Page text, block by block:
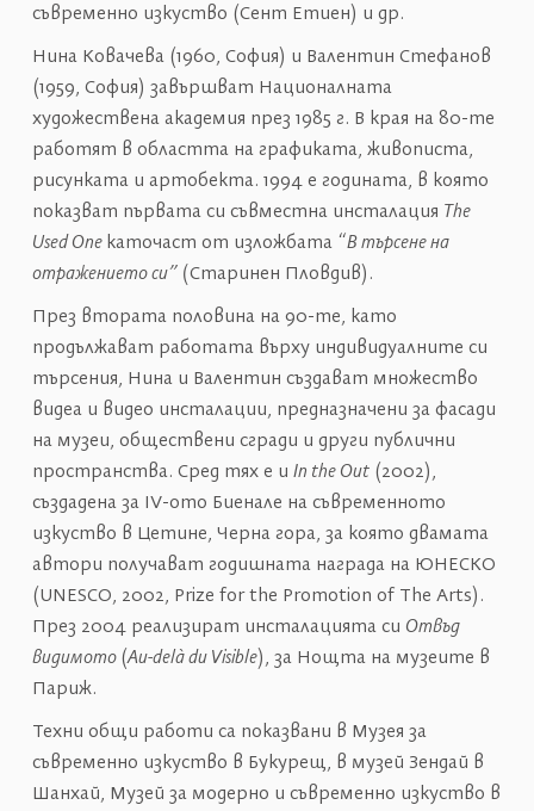
съвременно изкуство (Сент Етиен) и др.
Нина Ковачева (1960, София) и Валентин Стефанов
(1959, София) завършват Националната
художествена академия през 1985 г. В края на 80-те
работят в областта на графиката, живописта,
рисунката и артобекта. 1994 е годината, в която
показват първата си съвместна инсталация The
Used One каточаст от изложбата “В търсене на
отражението си” (Старинен Пловдив).
През втората половина на 90-те, като
продължават работата върху индивидуалните си
търсения, Нина и Валентин създават множество
видеа и видео инсталации, предназначени за фасади
на музеи, обществени сгради и други публични
пространства. Сред тях е и In the Out(2002),
създадена за IV-ото Биенале на съвременното
изкуство в Цетине, Черна гора, за която двамата
автори получават годишната награда на ЮНЕСКО
(UNESCO, 2002, Prize for the Promotion of The Arts).
През 2004 реализират инсталацията си Отвъд
видимото (Au-delà du Visible), за Нощта на музеите в
Париж.
Техни общи работи са показвани в Музея за
съвременно изкуство в Букурещ, в музей Зендай в
Шанхай, Mузей за модерно и съвременно изкуство в